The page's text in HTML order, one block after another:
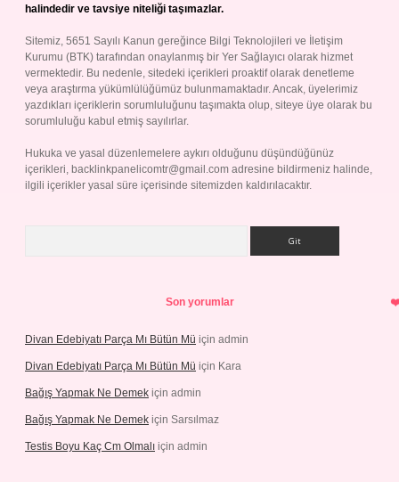
halindedir ve tavsiye niteliği taşımazlar.
Sitemiz, 5651 Sayılı Kanun gereğince Bilgi Teknolojileri ve İletişim
Kurumu (BTK) tarafından onaylanmış bir Yer Sağlayıcı olarak hizmet
vermektedir. Bu nedenle, sitedeki içerikleri proaktif olarak denetleme
veya araştırma yükümlülüğümüz bulunmamaktadır. Ancak, üyelerimiz
yazdıkları içeriklerin sorumluluğunu taşımakta olup, siteye üye olarak bu
sorumluluğu kabul etmiş sayılırlar.
Hukuka ve yasal düzenlemelere aykırı olduğunu düşündüğünüz
içerikleri, backlinkpanelicomtr@gmail.com adresine bildirmeniz halinde,
ilgili içerikler yasal süre içerisinde sitemizden kaldırılacaktır.
Son yorumlar
Divan Edebiyatı Parça Mı Bütün Mü için admin
Divan Edebiyatı Parça Mı Bütün Mü için Kara
Bağış Yapmak Ne Demek için admin
Bağış Yapmak Ne Demek için Sarsılmaz
Testis Boyu Kaç Cm Olmalı için admin